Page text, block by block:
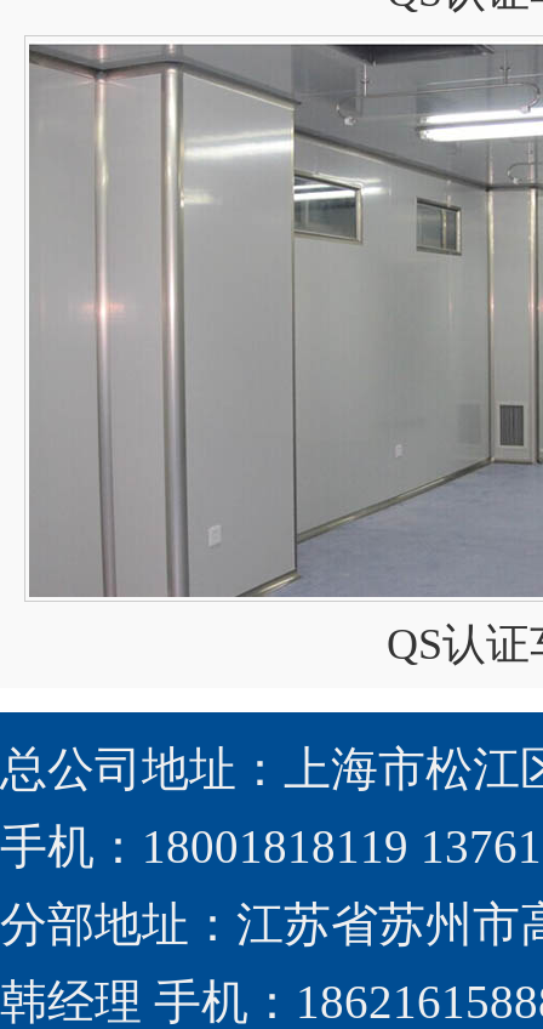
QS认
总公司地址：上海市松江
手机：18001818119
分部地址：江苏省苏州市
韩经理 手机：